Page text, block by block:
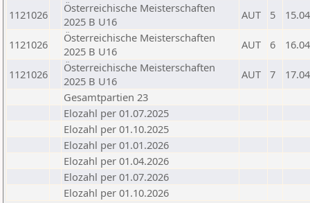
1121026
Österreichische Meisterschaften
2025 B U16
AUT 5
1121026
Österreichische Meisterschaften
2025 B U16
AUT 6
1121026
Österreichische Meisterschaften
2025 B U16
AUT 7
Gesamtpartien 23
Elozahl per 01.07.2025
Elozahl per 01.10.2025
Elozahl per 01.01.2026
Elozahl per 01.04.2026
Elozahl per 01.07.2026
Elozahl per 01.10.2026